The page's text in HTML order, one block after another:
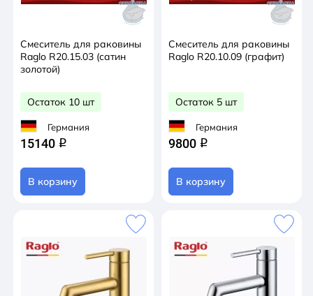
Смеситель для раковины
Raglo R20.15.03 (сатин
золотой)
Остаток 10 шт
Германия
15140 q
В корзину
Смеситель для раковины
Raglo R20.10.09 (графит)
Остаток 5 шт
Германия
9800 q
В корзину